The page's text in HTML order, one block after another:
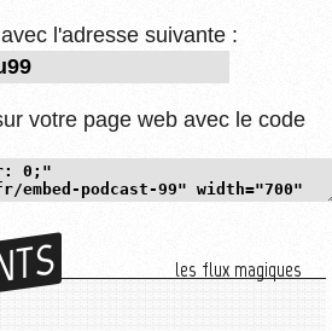
l'adresse suivante :
votre page web avec le code
les flux magiques